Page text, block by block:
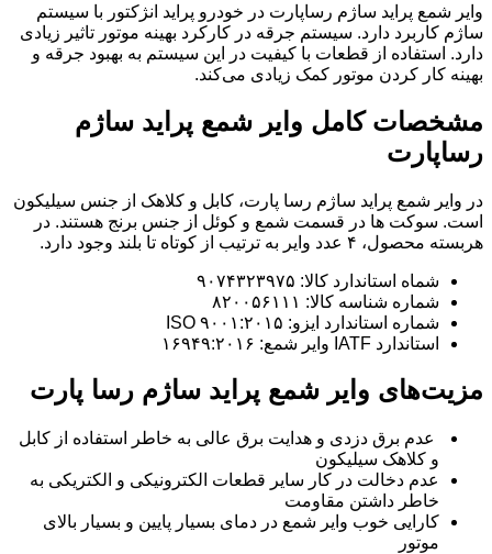
وایر شمع پراید ساژم رساپارت در خودرو پراید انژکتور با سیستم
ساژم کاربرد دارد. سیستم جرقه در کارکرد بهینه موتور تاثیر زیادی
دارد. استفاده از قطعات با کیفیت در این سیستم به بهبود جرقه و
بهینه کار کردن موتور کمک زیادی می‌کند.
مشخصات کامل وایر شمع پراید ساژم
رساپارت
در وایر شمع پراید ساژم رسا پارت، کابل و کلاهک از جنس سیلیکون
است. سوکت ها در قسمت شمع و کوئل از جنس برنج هستند. در
هربسته محصول، ۴ عدد وایر به ترتیب از کوتاه تا بلند وجود دارد.
شماه استاندارد کالا: ۹۰۷۴۳۲۳۹۷۵
شماره شناسه کالا: ۸۲۰۰۵۶۱۱۱
شماره استاندارد ایزو: ISO ۹۰۰۱:۲۰۱۵
استاندارد IATF وایر شمع: ۱۶۹۴۹:۲۰۱۶
مزیت‌های وایر شمع پراید ساژم رسا پارت
عدم برق دزدی و هدایت برق عالی به خاطر استفاده از کابل
و کلاهک‌ سیلیکون
عدم دخالت در کار سایر قطعات الکترونیکی و الکتریکی به
خاطر داشتن مقاومت
کارایی خوب وایر شمع در دمای بسیار پایین و بسیار بالای
موتور